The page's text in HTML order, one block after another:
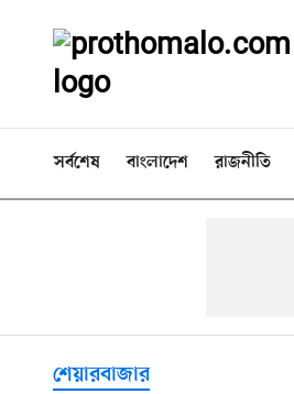
সর্বশেষ বাংলাদেশ রাজনীতি
শেয়ারবাজার